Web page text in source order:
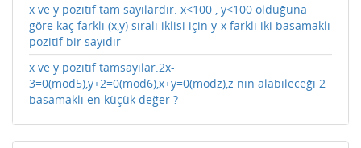
x ve y pozitif tam sayılardır. x<100 , y<100 olduğuna
göre kaç farklı (x,y) sıralı iklisi için y-x farklı iki basamaklı
pozitif bir sayıdır
x ve y pozitif tamsayılar.2x-
3=0(mod5),y+2=0(mod6),x+y=0(modz),z nin alabileceği 2
basamaklı en küçük değer ?